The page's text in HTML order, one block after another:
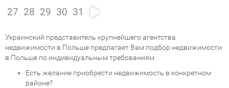
27 28 29 30 31
Украинский представитель крупнейшего агентства
недвижимости в Польше предлагает Вам подбор недвижимости
в Польше по индивидуальным требованиям.
Есть желание приобрести недвижимость в конкретном
районе?